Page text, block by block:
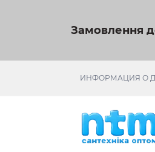
Замовлення
ИНФОРМАЦИЯ О